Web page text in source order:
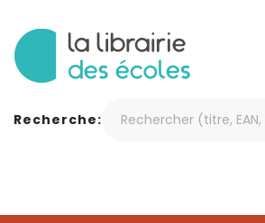
Recherche: